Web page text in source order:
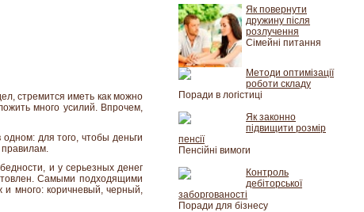
стремится иметь как можно
много усилий. Впрочем,
для того, чтобы деньги
и у серьезных денег
Самыми подходящими
много: коричневый, черный,
Як повернути
дружину після
розлучення
Сімейні питання
Методи оптимізації
роботи складу
Поради в логістиці
Як законно
підвищити розмір
пенсії
Пенсійні вимоги
Контроль
дебіторської
заборгованості
Поради для бізнесу